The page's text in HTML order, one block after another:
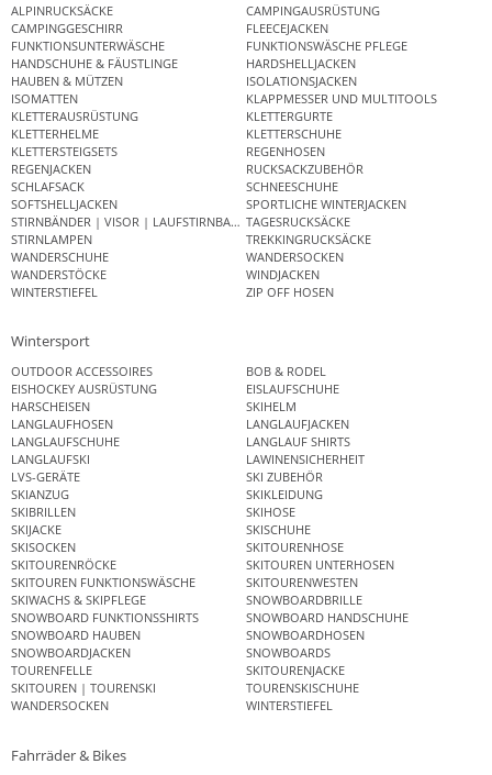
ALPINRUCKSÄCKE
CAMPINGAUSRÜSTUNG
CAMPINGGESCHIRR
FLEECEJACKEN
FUNKTIONSUNTERWÄSCHE
FUNKTIONSWÄSCHE PFLEGE
HANDSCHUHE & FÄUSTLINGE
HARDSHELLJACKEN
HAUBEN & MÜTZEN
ISOLATIONSJACKEN
ISOMATTEN
KLAPPMESSER UND MULTITOOLS
KLETTERAUSRÜSTUNG
KLETTERGURTE
KLETTERHELME
KLETTERSCHUHE
KLETTERSTEIGSETS
REGENHOSEN
REGENJACKEN
RUCKSACKZUBEHÖR
SCHLAFSACK
SCHNEESCHUHE
SOFTSHELLJACKEN
SPORTLICHE WINTERJACKEN
STIRNBÄNDER | VISOR | LAUFSTIRNBANDTAGESRUCKSÄCKE
STIRNLAMPEN
TREKKINGRUCKSÄCKE
WANDERSCHUHE
WANDERSOCKEN
WANDERSTÖCKE
WINDJACKEN
WINTERSTIEFEL
ZIP OFF HOSEN
Wintersport
OUTDOOR ACCESSOIRES
BOB & RODEL
EISHOCKEY AUSRÜSTUNG
EISLAUFSCHUHE
HARSCHEISEN
SKIHELM
LANGLAUFHOSEN
LANGLAUFJACKEN
LANGLAUFSCHUHE
LANGLAUF SHIRTS
LANGLAUFSKI
LAWINENSICHERHEIT
LVS-GERÄTE
SKI ZUBEHÖR
SKIANZUG
SKIKLEIDUNG
SKIBRILLEN
SKIHOSE
SKIJACKE
SKISCHUHE
SKISOCKEN
SKITOURENHOSE
SKITOURENRÖCKE
SKITOUREN UNTERHOSEN
SKITOUREN FUNKTIONSWÄSCHE
SKITOURENWESTEN
SKIWACHS & SKIPFLEGE
SNOWBOARDBRILLE
SNOWBOARD FUNKTIONSSHIRTS
SNOWBOARD HANDSCHUHE
SNOWBOARD HAUBEN
SNOWBOARDHOSEN
SNOWBOARDJACKEN
SNOWBOARDS
TOURENFELLE
SKITOURENJACKE
SKITOUREN | TOURENSKI
TOURENSKISCHUHE
WANDERSOCKEN
WINTERSTIEFEL
Fahrräder & Bikes